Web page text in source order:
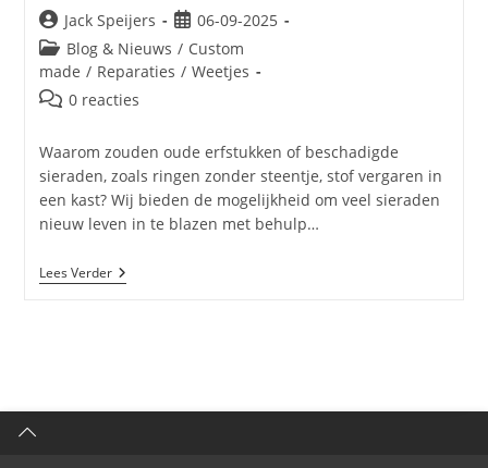
Jack Speijers
06-09-2025
Blog & Nieuws / Custom
made / Reparaties / Weetjes
0 reacties
Waarom zouden oude erfstukken of beschadigde
sieraden, zoals ringen zonder steentje, stof vergaren in
een kast? Wij bieden de mogelijkheid om veel sieraden
nieuw leven in te blazen met behulp…
Lees Verder